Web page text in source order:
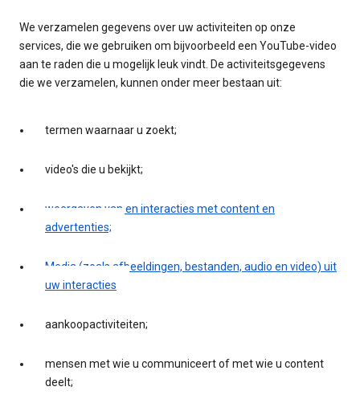
We verzamelen gegevens over uw activiteiten op onze
services, die we gebruiken om bijvoorbeeld een YouTube-video
aan te raden die u mogelijk leuk vindt. De activiteitsgegevens
die we verzamelen, kunnen onder meer bestaan uit:
termen waarnaar u zoekt;
video's die u bekijkt;
weergaven van en interacties met content en
advertenties;
Media (zoals afbeeldingen, bestanden, audio en video) uit
uw interacties
aankoopactiviteiten;
mensen met wie u communiceert of met wie u content
deelt;